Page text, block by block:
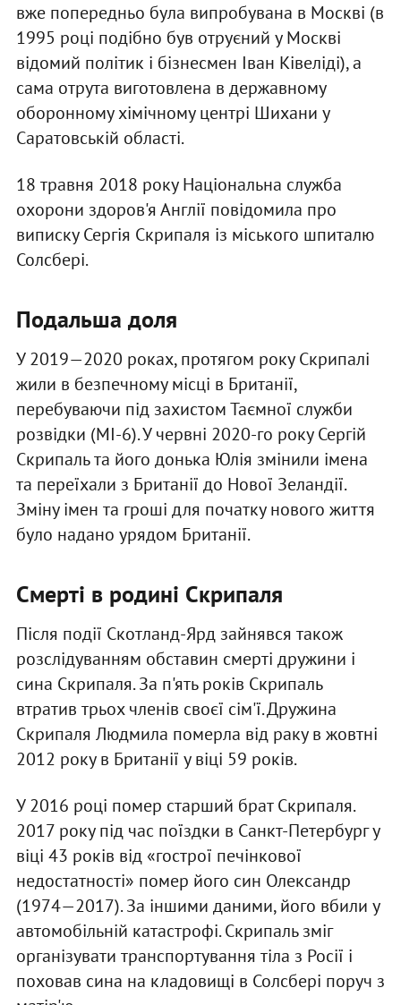
вже попередньо була випробувана в Москві (в
1995 році подібно був отруєний у Москві
відомий політик і бізнесмен Іван Ківеліді), а
сама отрута виготовлена в державному
оборонному хімічному центрі Шихани у
Саратовській області.
18 травня 2018 року Національна служба
охорони здоров'я Англії повідомила про
виписку Сергія Скрипаля із міського шпиталю
Солсбері.
Подальша доля
У 2019—2020 роках, протягом року Скрипалі
жили в безпечному місці в Британії,
перебуваючи під захистом Таємної служби
розвідки (МІ-6). У червні 2020-го року Сергій
Скрипаль та його донька Юлія змінили імена
та переїхали з Британії до Нової Зеландії.
Зміну імен та гроші для початку нового життя
було надано урядом Британії.
Смерті в родині Скрипаля
Після події Скотланд-Ярд зайнявся також
розслідуванням обставин смерті дружини і
сина Скрипаля. За п'ять років Скрипаль
втратив трьох членів своєї сім'ї. Дружина
Скрипаля Людмила померла від раку в жовтні
2012 року в Британії у віці 59 років.
У 2016 році помер старший брат Скрипаля.
2017 року під час поїздки в Санкт-Петербург у
віці 43 років від «гострої печінкової
недостатності» помер його син Олександр
(1974—2017). За іншими даними, його вбили у
автомобільній катастрофі. Скрипаль зміг
організувати транспортування тіла з Росії і
поховав сина на кладовищі в Солсбері поруч з